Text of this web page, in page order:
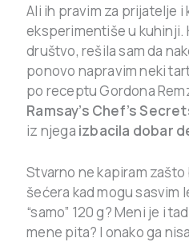
Ali ih pravim za prijatelje i
eksperimentiše u kuhinji.
društvo, rešila sam da
ponovo napravim neki
po receptu Gordona
Ramsay’s Chef’s
iz njega izbacila dobar
Stvarno ne kapiram
šećera kad mogu sasvim
“samo” 120 g? Meni je i
mene pita? I onako ga